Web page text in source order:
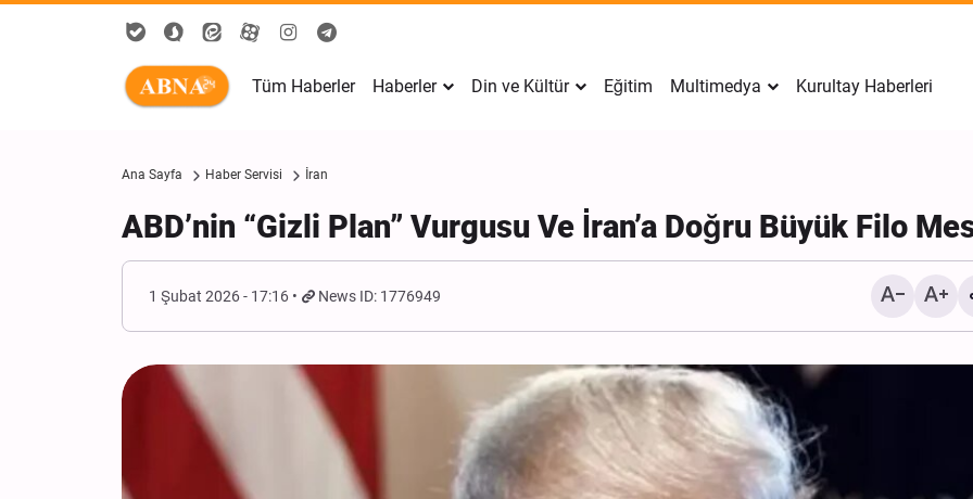
Tüm Haberler Haberler Din ve Kültür Eğitim Multimedya Kurultay Haberleri
Ana Sayfa Haber Servisi İran
ABD’nin “Gizli Plan” Vurgusu Ve İran’a Doğru Büyük Filo
1 Şubat 2026 - 17:16 News ID: 1776949
İran’da Tekfirci Örgütlere Darbe: 4
Hücre Çökertildi, 15 Kişi
Gözaltına Alındı
Foto / İlam’da Hüseyni
Ziyaretçilerine Gece
Hizmet Sunumu